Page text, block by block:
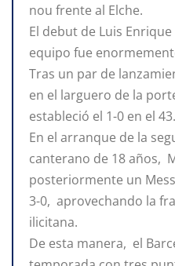
nou frente al Elche.
El debut de Luis
equipo fue
Tras un par de
en el larguero de la
estableció el 1-0 en el 43.
En el arranque de la
canterano de 18 años,
posteriormente un
3-0, aprovechando la
ilicitana.
De esta manera, el